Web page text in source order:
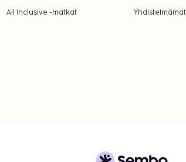
maksut.
per henkilö
All Inclusive -matkat